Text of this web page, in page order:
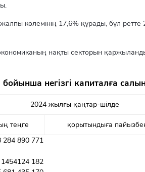
көлемінің 17,6% құрады, бұл
нақты секторын
негізгі капиталға
2024 жылғы қаңтар-шілде
теңге қорытындыға
284 890 771
1454124 182